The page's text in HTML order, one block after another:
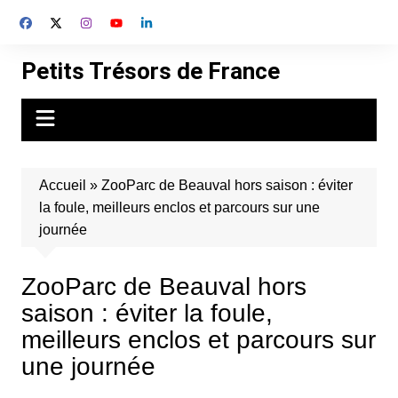
Petits Trésors de France
Accueil » ZooParc de Beauval hors saison : éviter
la foule, meilleurs enclos et parcours sur une
journée
ZooParc de Beauval hors
saison : éviter la foule,
meilleurs enclos et parcours sur
une journée